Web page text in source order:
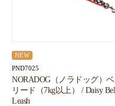
NEW
PND7025
NORADOG（ノラドッグ）ベ
リード（7kg以上） / Daisy
Leash